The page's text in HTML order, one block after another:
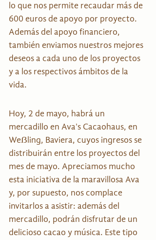
lo que nos permite recaudar más de
600 euros de apoyo por proyecto.
Además del apoyo financiero,
también enviamos nuestros mejores
deseos a cada uno de los proyectos
y a los respectivos ámbitos de la
vida.
Hoy, 2 de mayo, habrá un
mercadillo en Ava's Cacaohaus, en
Weẞling, Baviera, cuyos ingresos se
distribuirán entre los proyectos del
mes de mayo. Apreciamos mucho
esta iniciativa de la maravillosa Ava
y, por supuesto, nos complace
invitarlos a asistir: además del
mercadillo, podrán disfrutar de un
delicioso cacao y música. Este tipo